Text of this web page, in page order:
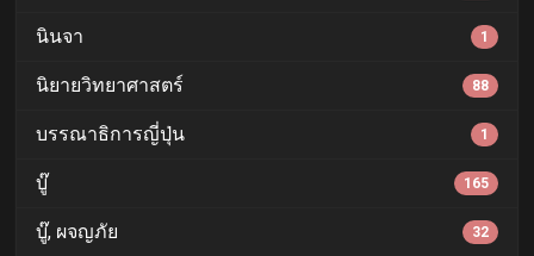
นินจา 1
นิยายวิทยาศาสตร์ 88
บรรณาธิการญี่ปุ่น 1
บู๊ 165
บู๊, ผจญภัย 32